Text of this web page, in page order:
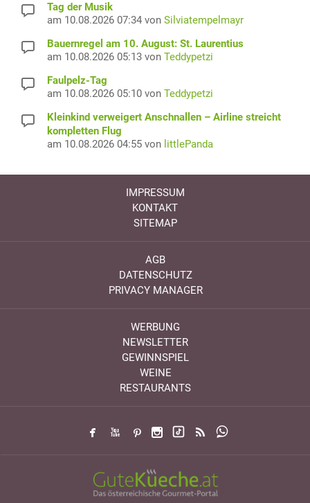
Tag der Musik
am 10.08.2026 07:34 von Silviatempelmayr
Bauernregel am 10. August: St. Laurentius
am 10.08.2026 05:13 von Teddypetzi
Faulpelz-Tag
am 10.08.2026 05:10 von Teddypetzi
Kleinkind verweigert Anschnallen – Airline streicht
kompletten Flug
am 10.08.2026 04:55 von littlePanda
IMPRESSUM
KONTAKT
SITEMAP
AGB
DATENSCHUTZ
PRIVACY MANAGER
WERBUNG
NEWSLETTER
GEWINNSPIEL
WEINE
RESTAURANTS